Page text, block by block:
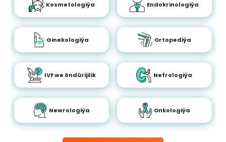
Kosmetologiýa Endokrinologiýa
Ginekologiýa Ortopediýa
IVF we öndürijilik Nefrologiýa
Newrologiýa Onkologiýa